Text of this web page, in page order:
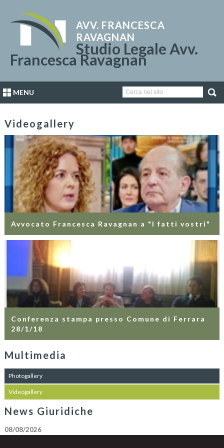
AVV. FRANCESCA
RAVAGNAN
Studio Legale Avv.
Francesca Ravagnan
MENU
Videogallery
Avvocato Francesca Ravagnan a "I fatti vostri"
Conferenza stampa presso Comune di Ferrara
28/1/18
Multimedia
Photogallery
Videogallery
News Giuridiche
08/08/2026